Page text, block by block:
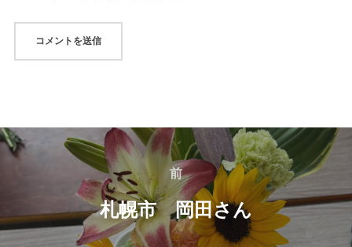
投
ナ
前
前
札幌市 岡田さん